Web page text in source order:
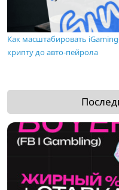
Как масштабировать
крипту до авто-пейрола